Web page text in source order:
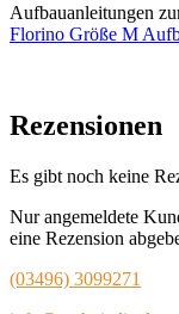
Aufbauanleitungen
Florino Größe M
Rezensionen
Es gibt noch keine
Nur angemeldete
eine Rezension
(03496) 3099271